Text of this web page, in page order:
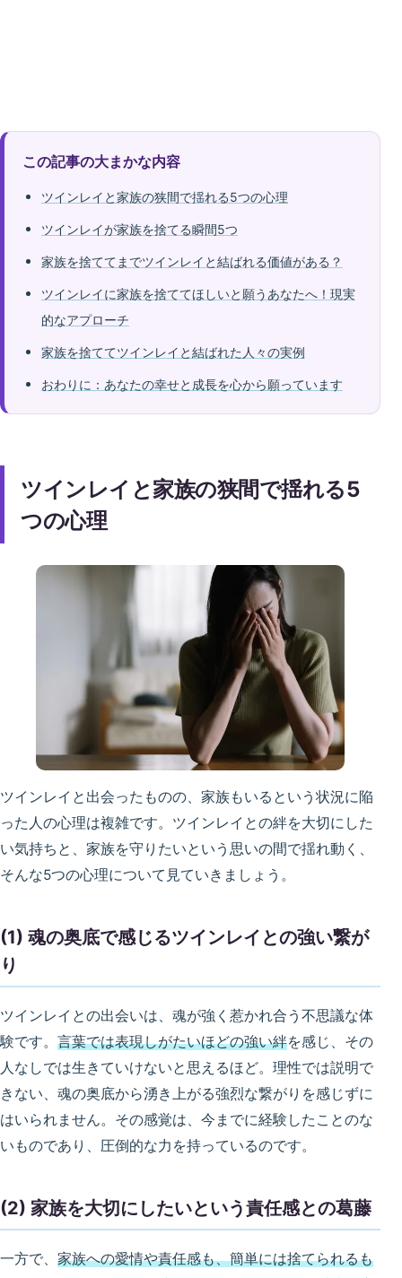
この記事の大まかな内容
ツインレイと家族の狭間で揺れる5つの心理
ツインレイが家族を捨てる瞬間5つ
家族を捨ててまでツインレイと結ばれる価値がある？
ツインレイに家族を捨ててほしいと願うあなたへ！現実
的なアプローチ
家族を捨ててツインレイと結ばれた人々の実例
おわりに：あなたの幸せと成長を心から願っています
ツインレイと家族の狭間で揺れる5
つの心理
ツインレイと出会ったものの、家族もいるという状況に陥
った人の心理は複雑です。ツインレイとの絆を大切にした
い気持ちと、家族を守りたいという思いの間で揺れ動く、
そんな5つの心理について見ていきましょう。
(1) 魂の奥底で感じるツインレイとの強い繋が
り
ツインレイとの出会いは、魂が強く惹かれ合う不思議な体
験です。 言葉では表現しがたいほどの強い絆を感じ、その
人なしでは生きていけないと思えるほど。理性では説明で
きない、魂の奥底から湧き上がる強烈な繋がりを感じずに
はいられません。その感覚は、今までに経験したことのな
いものであり、圧倒的な力を持っているのです。
(2) 家族を大切にしたいという責任感との葛藤
一方で、 家族への愛情や責任感も、簡単には捨てられるも